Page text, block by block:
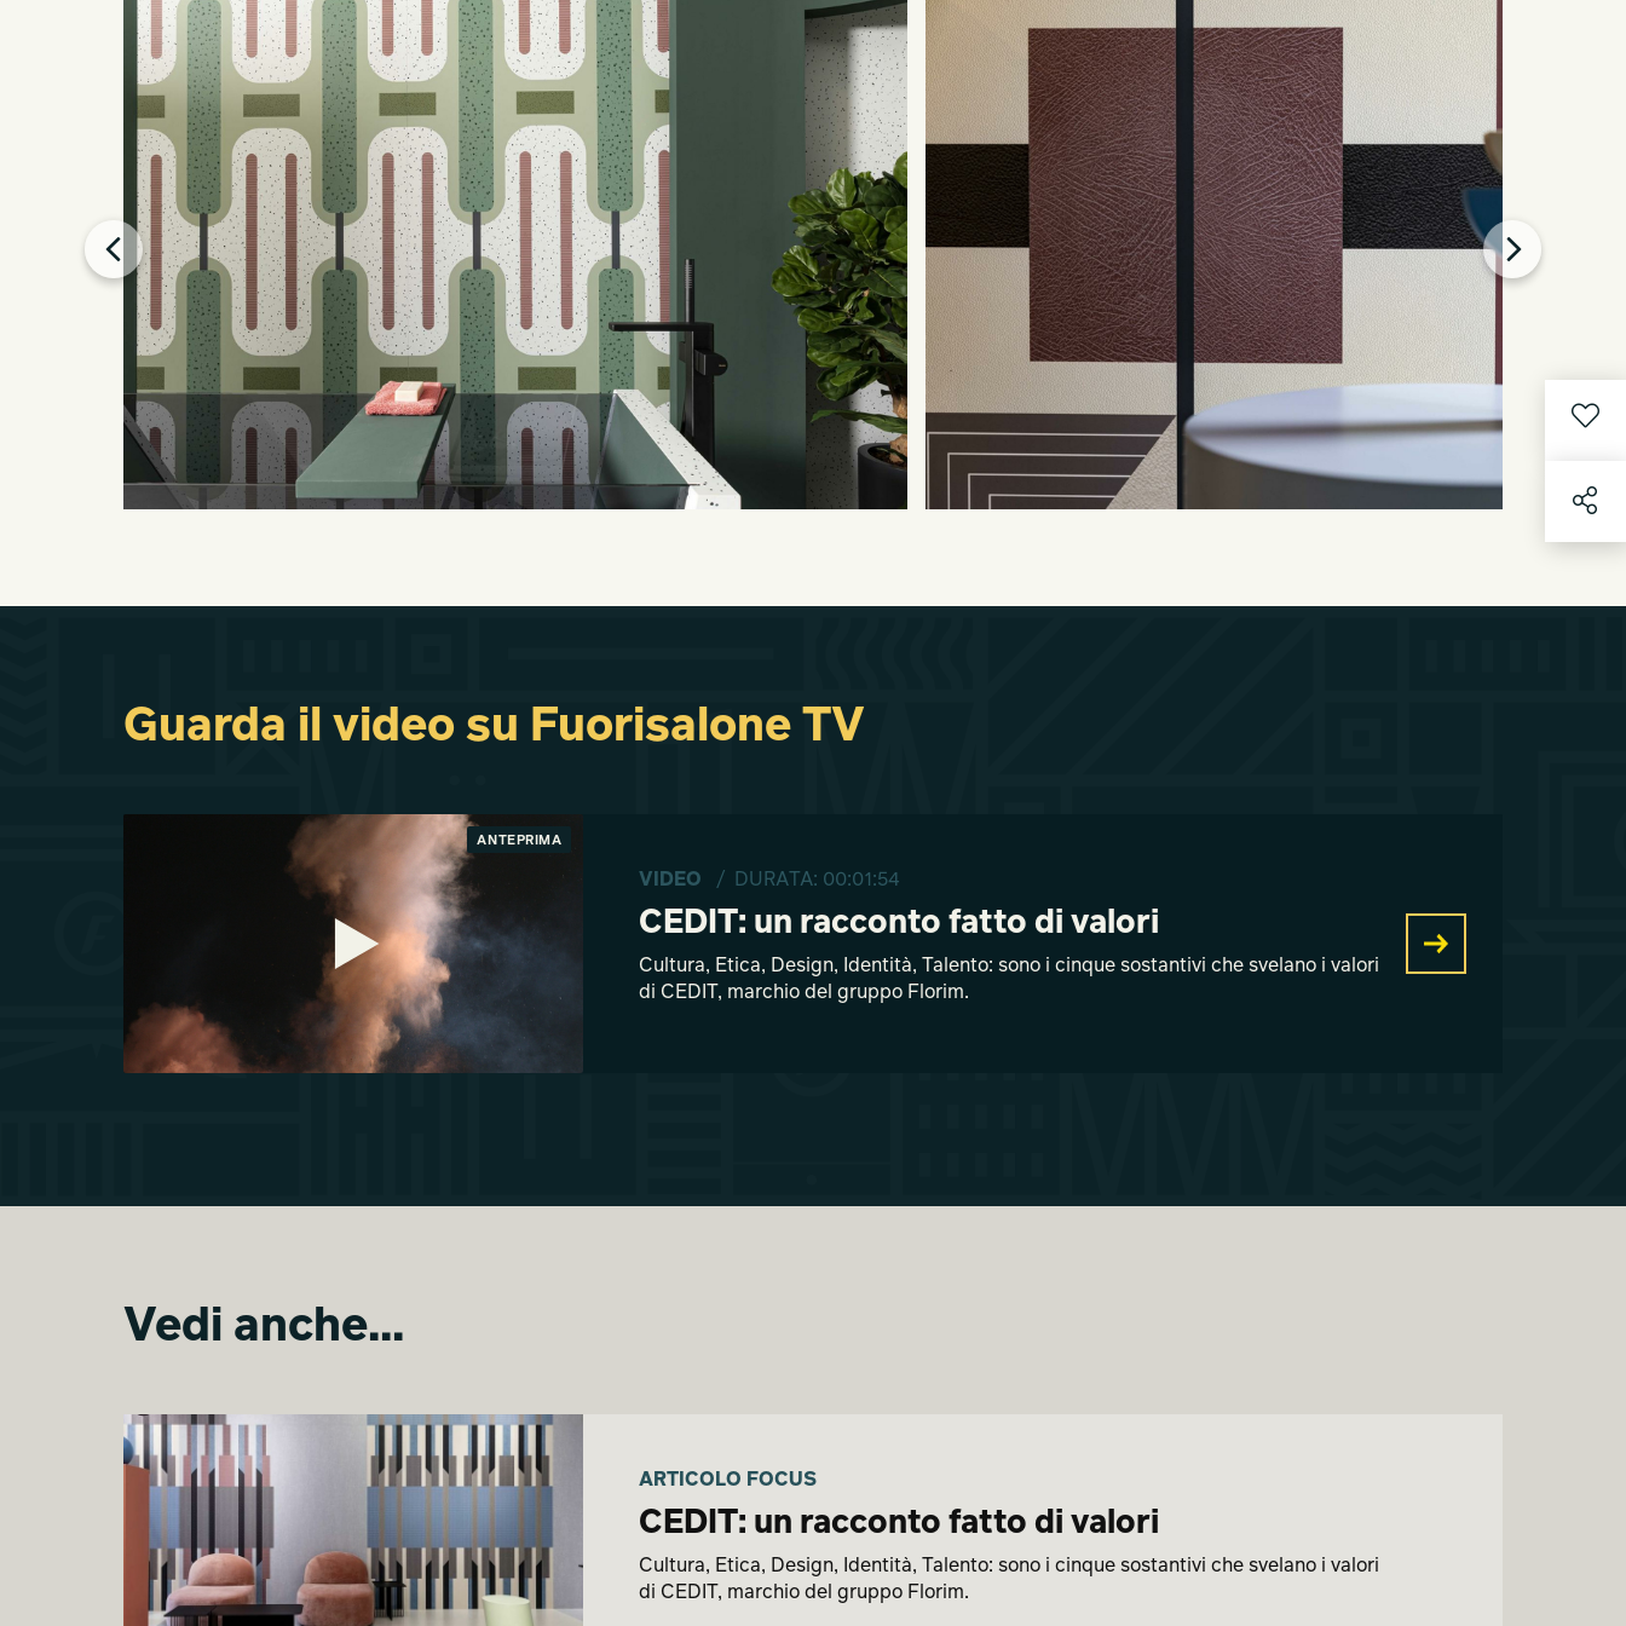
Guarda il video su Fuorisalone TV
ANTEPRIMA
VIDEO / DURATA: 00:01:54
CEDIT: un racconto fatto di valori
Cultura, Etica, Design, Identità, Talento: sono i cinque sostantivi che svelano i valori
di CEDIT, marchio del gruppo Florim.
Vedi anche...
ARTICOLO FOCUS
CEDIT: un racconto fatto di valori
Cultura, Etica, Design, Identità, Talento: sono i cinque sostantivi che svelano i valori
di CEDIT, marchio del gruppo Florim.